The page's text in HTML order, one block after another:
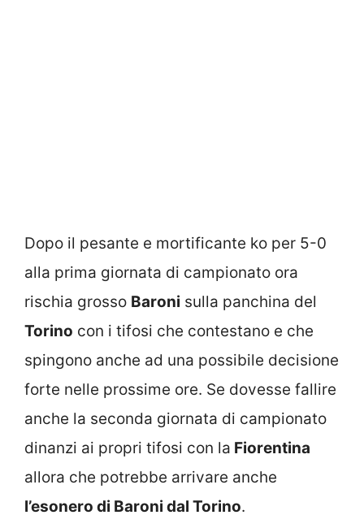
Dopo il pesante e mortificante ko per 5-0
alla prima giornata di campionato ora
rischia grosso Baroni sulla panchina del
Torino con i tifosi che contestano e che
spingono anche ad una possibile decisione
forte nelle prossime ore. Se dovesse fallire
anche la seconda giornata di campionato
dinanzi ai propri tifosi con la Fiorentina
allora che potrebbe arrivare anche
l’esonero di Baroni dal Torino.